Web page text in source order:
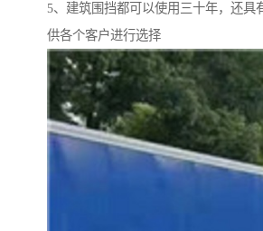
5、建筑围挡都可以使用三十年，还具
供各个客户进行选择